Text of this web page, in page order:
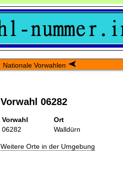
Nationale Vorwahlen
Vorwahl 06282
Vorwahl
Ort
06282
Walldürn
Weitere Orte in der Umgebung